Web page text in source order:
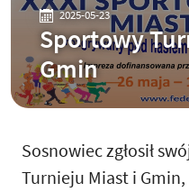
2025-05-23
Sportowy
Gmin
Sosnowiec zgłosił
Turnieju Miast i